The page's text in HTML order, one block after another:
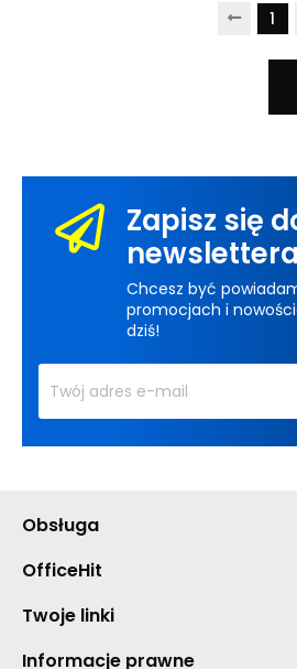
1
Zapisz się
newslettera
Chcesz być
promocjach i
dziś!
Obsługa
OfficeHit
Twoje linki
Informacje prawne